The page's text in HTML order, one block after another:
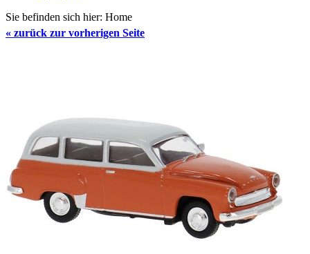
Sie befinden sich hier: Home
« zurück zur vorherigen Seite